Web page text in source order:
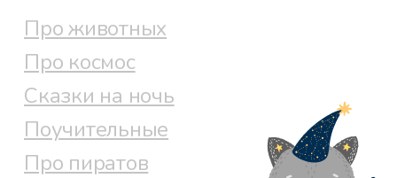
Про животных
Про космос
Сказки на ночь
Поучительные
Про пиратов